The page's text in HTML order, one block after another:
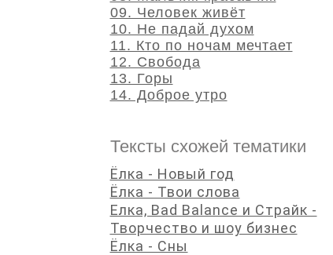
09. Человек живёт
10. Не падай духом
11. Кто по ночам мечтает
12. Свобода
13. Горы
14. Доброе утро
Тексты схожей тематики
Ёлка - Новый год
Ёлка - Твои слова
Елка, Bad Balance и Страйк -
Творчество и шоу бизнес
Ёлка - Сны